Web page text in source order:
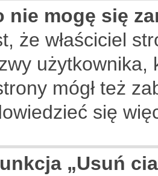
nie mogę się
że właściciel
mógł też
się
„Usuń